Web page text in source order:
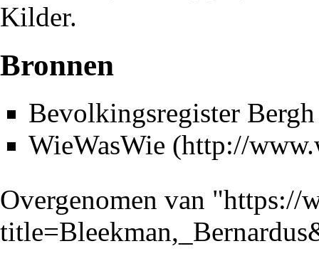
Kilder.
Bronnen
Bevolkingsregister Bergh
WieWasWie
Overgenomen van "https://